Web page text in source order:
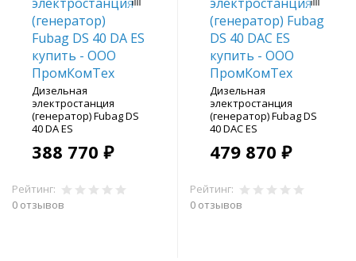
Дизельная
электростанция
(генератор) Fubag DS
40 DA ES
388 770 ₽
Рейтинг:
0 отзывов
Дизельная
электростанция
(генератор) Fubag DS
40 DAC ES
479 870 ₽
Рейтинг:
0 отзывов